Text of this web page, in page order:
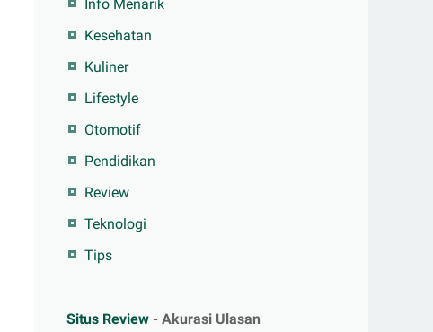
Info Menarik
Kesehatan
Kuliner
Lifestyle
Otomotif
Pendidikan
Review
Teknologi
Tips
Situs Review - Akurasi Ulasan